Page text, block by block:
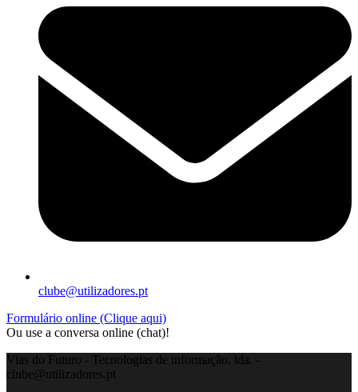
clube@utilizadores.pt
Formulário online (Clique aqui)
Ou use a conversa online (chat)!
Vias do Futuro - Tecnologias de informação, lda. -
clube@utilizadores.pt